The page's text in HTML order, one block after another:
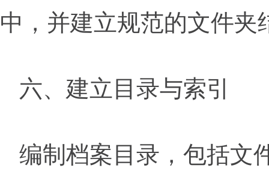
中，并建立规范的文件夹
六、建立目录与索引
编制档案目录，包括文